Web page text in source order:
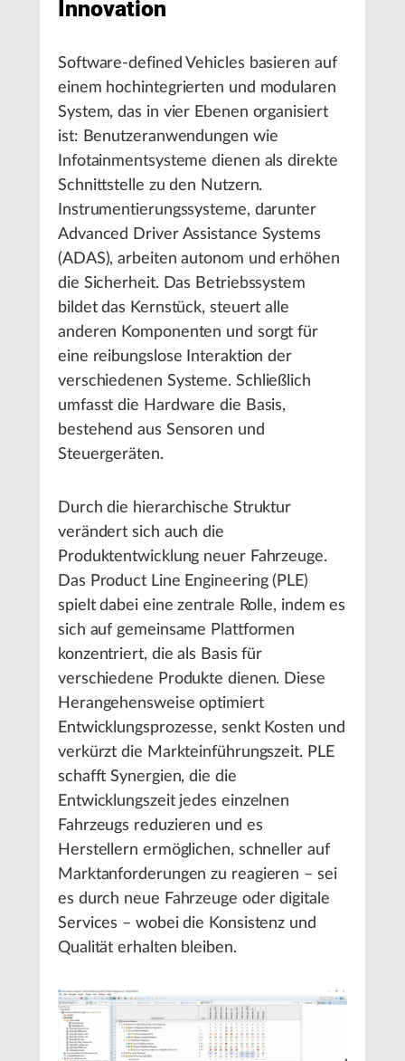
Innovation
Software-defined Vehicles basieren auf
einem hochintegrierten und modularen
System, das in vier Ebenen organisiert
ist: Benutzeranwendungen wie
Infotainmentsysteme dienen als direkte
Schnittstelle zu den Nutzern.
Instrumentierungssysteme, darunter
Advanced Driver Assistance Systems
(ADAS), arbeiten autonom und erhöhen
die Sicherheit. Das Betriebssystem
bildet das Kernstück, steuert alle
anderen Komponenten und sorgt für
eine reibungslose Interaktion der
verschiedenen Systeme. Schließlich
umfasst die Hardware die Basis,
bestehend aus Sensoren und
Steuergeräten.
Durch die hierarchische Struktur
verändert sich auch die
Produktentwicklung neuer Fahrzeuge.
Das Product Line Engineering (PLE)
spielt dabei eine zentrale Rolle, indem es
sich auf gemeinsame Plattformen
konzentriert, die als Basis für
verschiedene Produkte dienen. Diese
Herangehensweise optimiert
Entwicklungsprozesse, senkt Kosten und
verkürzt die Markteinführungszeit. PLE
schafft Synergien, die die
Entwicklungszeit jedes einzelnen
Fahrzeugs reduzieren und es
Herstellern ermöglichen, schneller auf
Marktanforderungen zu reagieren – sei
es durch neue Fahrzeuge oder digitale
Services – wobei die Konsistenz und
Qualität erhalten bleiben.